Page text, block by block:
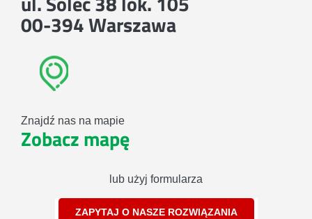
00-394 Warszawa
Znajdź nas na mapie
Zobacz mapę
lub użyj formularza
ZAPYTAJ O NASZE ROZWIĄZANIA